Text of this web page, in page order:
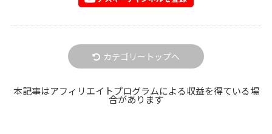
カテゴリートップへ
本記事はアフィリエイトプログラムによる収益を得ている場
合があります